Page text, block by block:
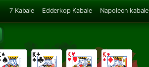
7 Kabale Edderkop Kabale Napoleon kabale